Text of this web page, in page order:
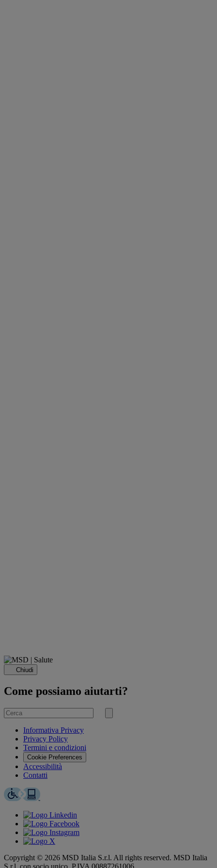
Chiudi
Come possiamo aiutarti?
Cerca
per
Invia
Informativa Privacy
Privacy Policy
Termini e condizioni
Cookie Preferences
Accessibilità
Contatti
Copyright © 2026 MSD Italia S.r.l. All rights reserved. MSD Italia
S.r.l. con socio unico. P.IVA 00887261006.